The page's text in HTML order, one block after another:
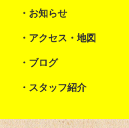
お知らせ
アクセス・地図
ブログ
スタッフ紹介